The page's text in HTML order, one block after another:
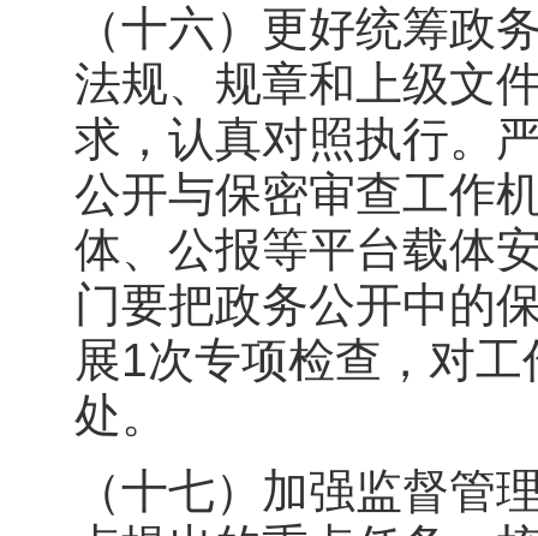
（十六）更好统筹政
法规、规章和上级文
求，认真对照执行。
公开与保密审查工作
体、公报等平台载体
门要把政务公开中的
展1次专项检查，对
处。
（十七）加强监督管